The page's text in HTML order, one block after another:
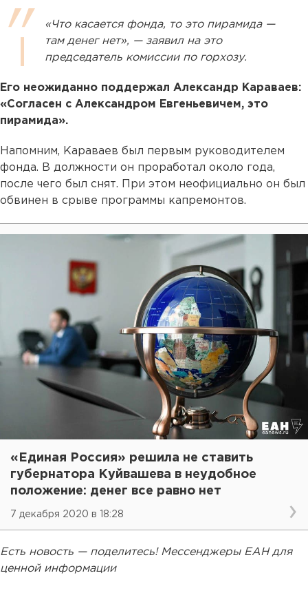
«Что касается фонда, то это пирамида —
там денег нет», — заявил на это
председатель комиссии по горхозу.
Его неожиданно поддержал Александр Караваев:
«Согласен с Александром Евгеньевичем, это
пирамида».
Напомним, Караваев был первым руководителем
фонда. В должности он проработал около года,
после чего был снят. При этом неофициально он был
обвинен в срыве программы капремонтов.
«Единая Россия» решила не ставить
губернатора Куйвашева в неудобное
положение: денег все равно нет
7 декабря 2020 в 18:28
Есть новость — поделитесь! Мессенджеры ЕАН для
ценной информации